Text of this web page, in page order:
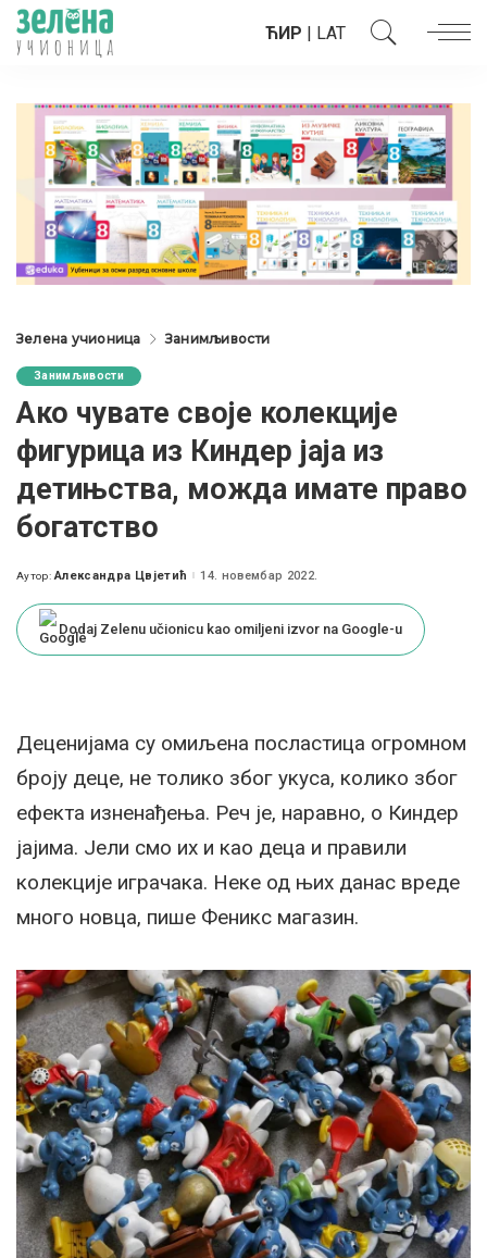
ЋИР | LAT
Зелена учионица Занимљивости
Занимљивости
Ако чувате своје колекције
фигурица из Киндер јаја из
детињства, можда имате право
богатство
Posted
Аутор: Александра Цвјетић 14. новембар 2022.
Dodaj Zelenu učionicu kao omiljeni izvor na Google-u
Деценијама су омиљена посластица огромном
броју деце, не толико због укуса, колико због
ефекта изненађења. Реч је, наравно, о Киндер
јајима. Јели смо их и као деца и правили
колекције играчака. Неке од њих данас вреде
много новца, пише Феникс магазин.